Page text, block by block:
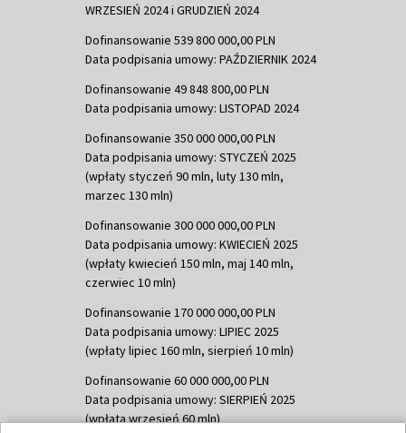
WRZESIEŃ 2024 i GRUDZIEŃ 2024
Dofinansowanie 539 800 000,00 PLN
Data podpisania umowy: PAŹDZIERNIK 2024
Dofinansowanie 49 848 800,00 PLN
Data podpisania umowy: LISTOPAD 2024
Dofinansowanie 350 000 000,00 PLN
Data podpisania umowy: STYCZEŃ 2025
(wpłaty styczeń 90 mln, luty 130 mln,
marzec 130 mln)
Dofinansowanie 300 000 000,00 PLN
Data podpisania umowy: KWIECIEŃ 2025
(wpłaty kwiecień 150 mln, maj 140 mln,
czerwiec 10 mln)
Dofinansowanie 170 000 000,00 PLN
Data podpisania umowy: LIPIEC 2025
(wpłaty lipiec 160 mln, sierpień 10 mln)
Dofinansowanie 60 000 000,00 PLN
Data podpisania umowy: SIERPIEŃ 2025
(wpłata wrzesień 60 mln)